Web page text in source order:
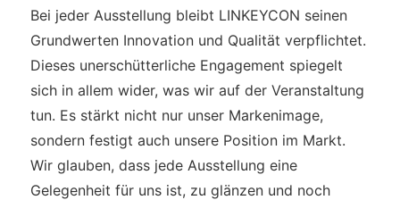
Bei jeder Ausstellung bleibt LINKEYCON seinen
Grundwerten Innovation und Qualität verpflichtet.
Dieses unerschütterliche Engagement spiegelt
sich in allem wider, was wir auf der Veranstaltung
tun. Es stärkt nicht nur unser Markenimage,
sondern festigt auch unsere Position im Markt.
Wir glauben, dass jede Ausstellung eine
Gelegenheit für uns ist, zu glänzen und noch